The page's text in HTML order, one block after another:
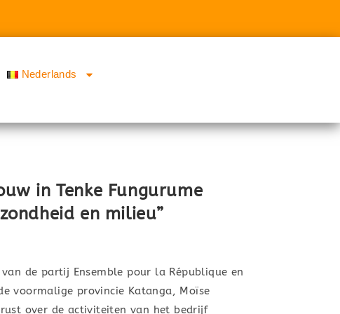
Nederlands
in Tenke Fungurume
en milieu”
van de partij Ensemble pour la République en
voormalige provincie Katanga, Moïse
over de activiteiten van het bedrijf